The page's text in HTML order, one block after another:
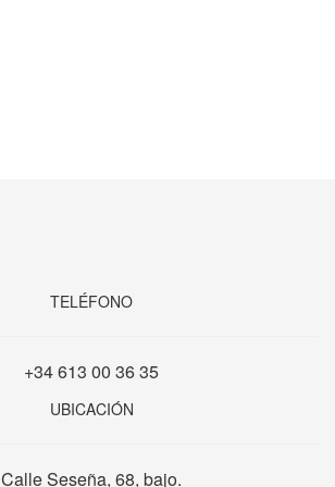
TELÉFONO
+34 613 00 36 35
UBICACIÓN
Calle Seseña, 68, bajo.